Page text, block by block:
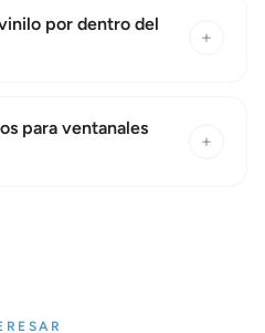
por dentro del
+
para ventanales
+